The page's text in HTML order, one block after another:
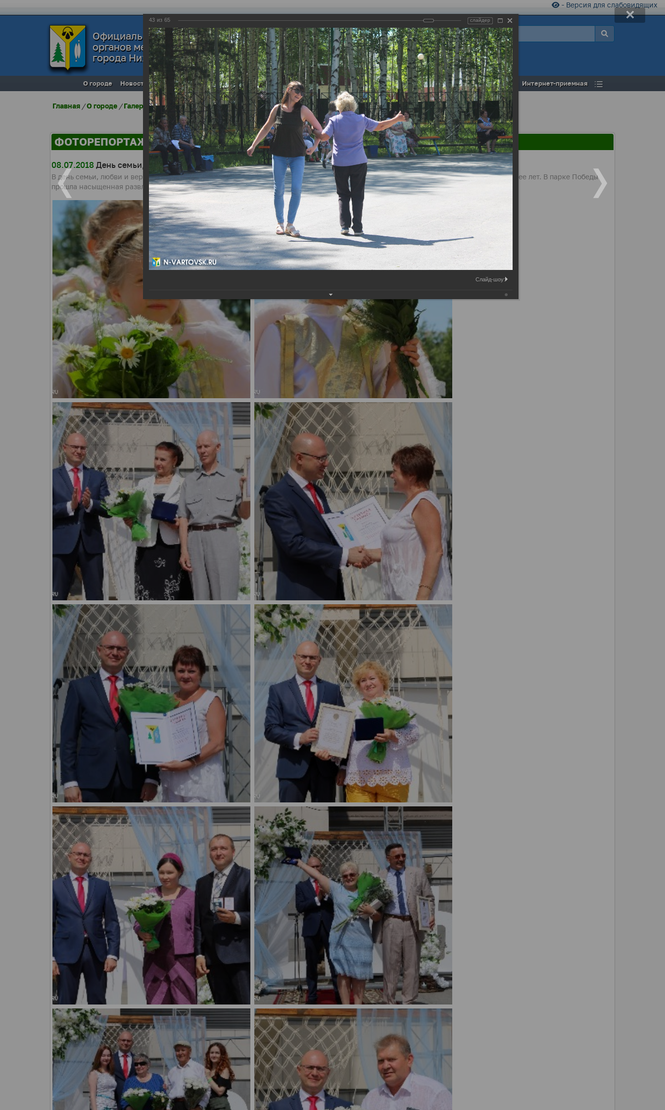
- Версия для слабовидящих
Официальный сайт
органов местного самоуправления
города Нижневартовска
О городе Новости Местное самоуправление Документы Муниципальные услуги Торговая площадка Открытый бюджет Интернет-приемная
Главная /О городе /Галерея города/Фоторепортажи
ФОТОРЕПОРТАЖИ
08.07.2018 День семьи, любви и верности
В день семьи, любви и верности на площади Дворца искусств прошло чествование супружеских пар, проживших в браке 20, 30 и более лет. В парке Победы
прошла насыщенная развлекательная программа – конкурсы, эстафеты, мастер-классы, танцевальный марафон и многое другое.
43 из 65 слайдер
Слайд-шоу: